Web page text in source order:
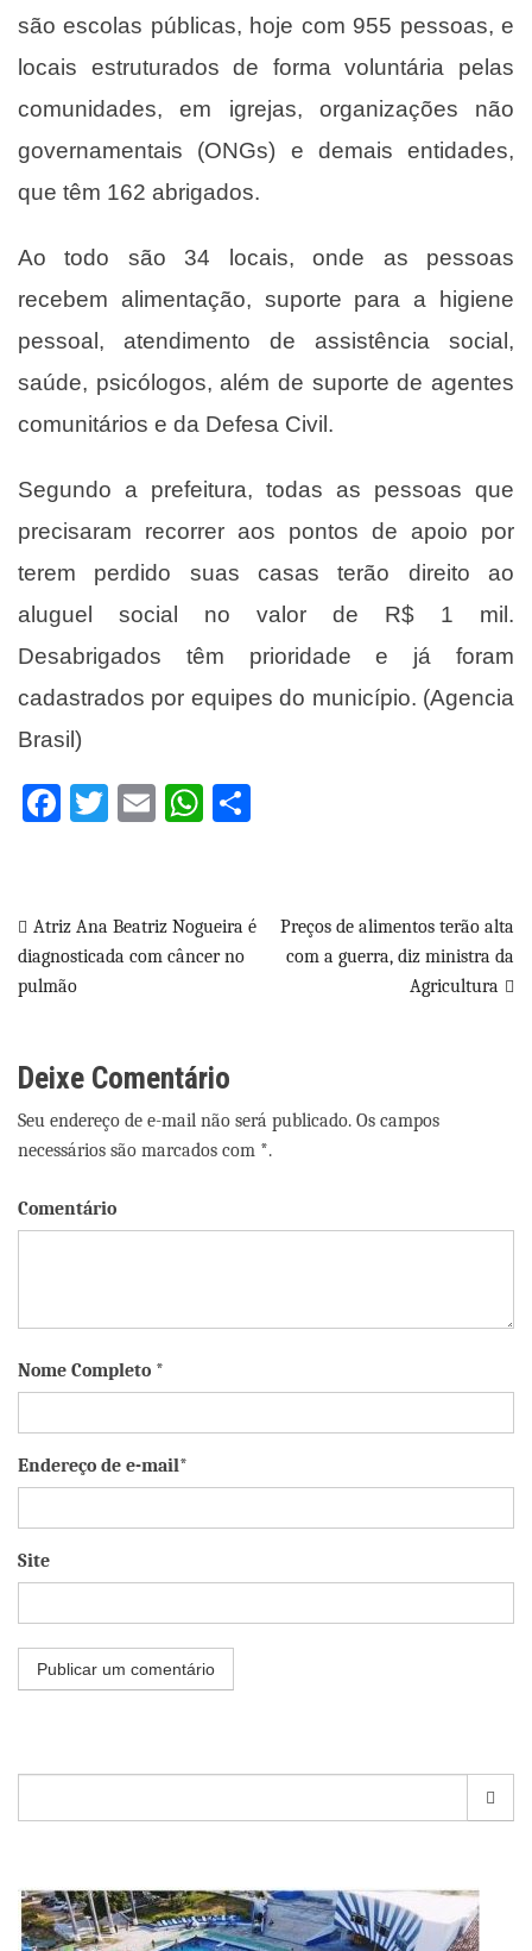
são escolas públicas, hoje com 955 pessoas, e
locais estruturados de forma voluntária pelas
comunidades, em igrejas, organizações não
governamentais (ONGs) e demais entidades,
que têm 162 abrigados.
Ao todo são 34 locais, onde as pessoas
recebem alimentação, suporte para a higiene
pessoal, atendimento de assistência social,
saúde, psicólogos, além de suporte de agentes
comunitários e da Defesa Civil.
Segundo a prefeitura, todas as pessoas que
precisaram recorrer aos pontos de apoio por
terem perdido suas casas terão direito ao
aluguel social no valor de R$ 1 mil.
Desabrigados têm prioridade e já foram
cadastrados por equipes do município. (Agencia
Brasil)
Facebook
Twitter
EmailWhatsApp
Navegação
de
Atriz Ana Beatriz Nogueira é
diagnosticada com câncer no
pulmão
Preços de alimentos terão alta
com a guerra, diz ministra da
Agricultura
Deixe Comentário
Seu endereço de e-mail não será publicado. Os campos
necessários são marcados com *.
Comentário
Nome Completo *
Endereço de e-mail*
Site
por: